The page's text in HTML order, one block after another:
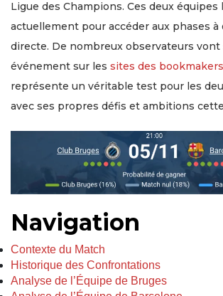
Ligue des Champions. Ces deux
actuellement pour accéder aux phases
directe. De nombreux observateurs
événement sur les sites des bookmakers
représente un véritable test pour les
avec ses propres défis et ambitions
Navigation
Contexte du Match
Historique des Confrontations
Analyse de l’Équipe de Bruges